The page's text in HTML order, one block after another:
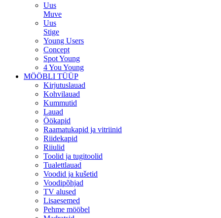
Uus
Muve
Uus
Stige
Young Users
Concept
Spot Young
4 You Young
MÖÖBLI TÜÜP
Kirjutuslauad
Kohvilauad
Kummutid
Lauad
Öökapid
Raamatukapid ja vitriinid
Riidekapid
Riiulid
Toolid ja tugitoolid
Tualettlauad
Voodid ja kušetid
Voodipõhjad
TV alused
Lisaesemed
Pehme mööbel